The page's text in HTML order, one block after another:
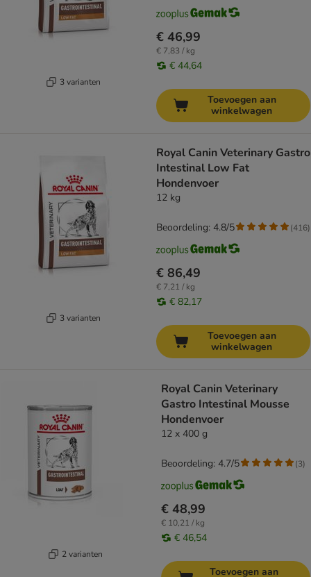
3 varianten
€ 46,99
€ 7,83 / kg
€ 44,64
Toevoegen aan
winkelwagen
3 varianten
Royal Canin Veterinary Gastro
Intestinal Low Fat
Hondenvoer
12 kg
€ 86,49
€ 7,21 / kg
€ 82,17
Beoordeling: 4.8/5 (416)
Toevoegen aan
winkelwagen
2 varianten
Royal Canin Veterinary
Gastro Intestinal Mousse
Hondenvoer
12 x 400 g
€ 48,99
€ 10,21 / kg
€ 46,54
Beoordeling: 4.7/5 (3)
Toevoegen aan